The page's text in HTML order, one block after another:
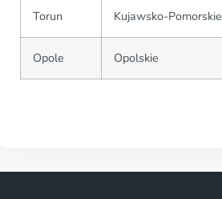
Torun Kujawsko-Pomorskie
Opole Opolskie